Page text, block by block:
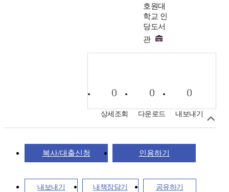
호원대
학교 인
당도서
관
0
상세조회
0
다운로드
0
내보내기
복사/대출신청 인용하기
내보내기 내책장담기 공유하기